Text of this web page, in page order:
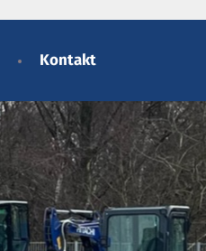
Kontakt